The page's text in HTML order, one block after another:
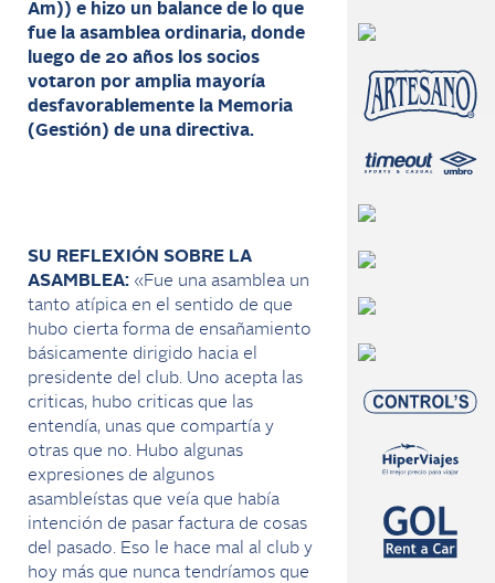
Am)) e hizo un balance de lo que
fue la asamblea ordinaria, donde
luego de 20 años los socios
votaron por amplia mayoría
desfavorablemente la Memoria
(Gestión) de una directiva.
SU REFLEXIÓN SOBRE LA
ASAMBLEA: «Fue una asamblea un
tanto atípica en el sentido de que
hubo cierta forma de ensañamiento
básicamente dirigido hacia el
presidente del club. Uno acepta las
criticas, hubo criticas que las
entendía, unas que compartía y
otras que no. Hubo algunas
expresiones de algunos
asambleístas que veía que había
intención de pasar factura de cosas
del pasado. Eso le hace mal al club y
hoy más que nunca tendríamos que